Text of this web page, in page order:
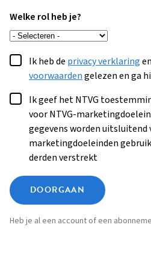
Welke rol heb je?
Ik heb de privacy verklaring
voorwaardengelezen en ga
Ik geef het NTVG
voor NTVG-
gegevens worden uitsluitend
marketingdoeleinden
derden verstrekt
DOORGAAN
Heb je al een account of een